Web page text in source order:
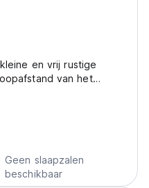
en vrij rustige
van het
markt, enz.
Geen slaapzalen
beschikbaar